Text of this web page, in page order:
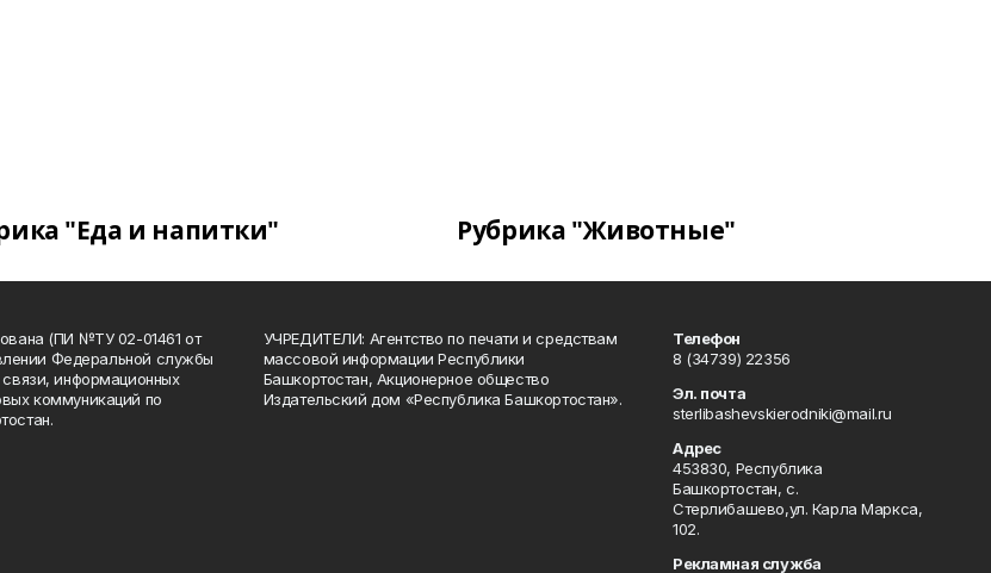
"Еда и напитки" Рубрика "Животные"
(ПИ №ТУ 02-01461 от
Федеральной службы
информационных
коммуникаций по
УЧРЕДИТЕЛИ: Агентство по печати и средствам
массовой информации Республики
Башкортостан, Акционерное общество
Издательский дом «Республика Башкортостан».
Телефон
8 (34739) 22356
Эл. почта
sterlibashevskierodniki@mail.ru
Адрес
453830, Республика
Башкортостан, c.
Стерлибашево,ул. Карла Маркса,
102.
Рекламная служба